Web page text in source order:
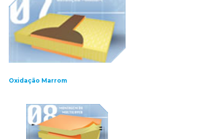
Oxidação Marrom